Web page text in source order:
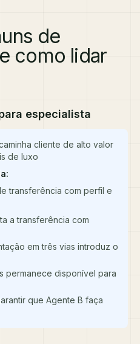
de
como lidar
especialista
cliente de alto valor
de luxo
transferência com perfil e
a transferência com
em três vias introduz o
permanece disponível para
que Agente B faça